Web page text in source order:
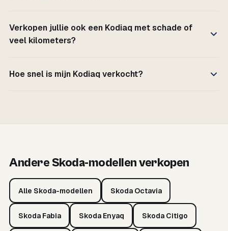
Verkopen jullie ook een Kodiaq met schade of
veel kilometers?
Hoe snel is mijn Kodiaq verkocht?
Andere Skoda-modellen verkopen
Alle Skoda-modellen Skoda Octavia
Skoda Fabia Skoda Enyaq Skoda Citigo